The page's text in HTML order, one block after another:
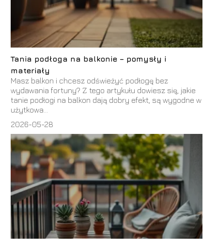
Tania podłoga na balkonie – pomysły i
materiały
Masz balkon i chcesz odświeżyć podłogę bez
wydawania fortuny? Z tego artykułu dowiesz się, jakie
tanie podłogi na balkon dają dobry efekt, są wygodne w
użytkowa...
2026-05-28